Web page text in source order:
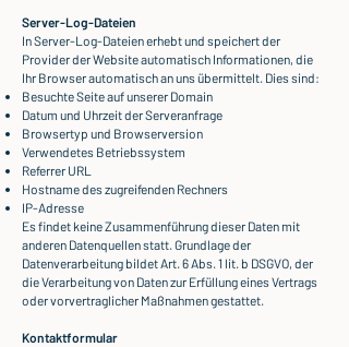
Server-Log-Dateien
In Server-Log-Dateien erhebt und speichert der
Provider der Website automatisch Informationen, die
Ihr Browser automatisch an uns übermittelt. Dies sind:
Besuchte Seite auf unserer Domain
Datum und Uhrzeit der Serveranfrage
Browsertyp und Browserversion
Verwendetes Betriebssystem
Referrer URL
Hostname des zugreifenden Rechners
IP-Adresse
Es findet keine Zusammenführung dieser Daten mit
anderen Datenquellen statt. Grundlage der
Datenverarbeitung bildet Art. 6 Abs. 1 lit. b DSGVO, der
die Verarbeitung von Daten zur Erfüllung eines Vertrags
oder vorvertraglicher Maßnahmen gestattet.
Kontaktformular